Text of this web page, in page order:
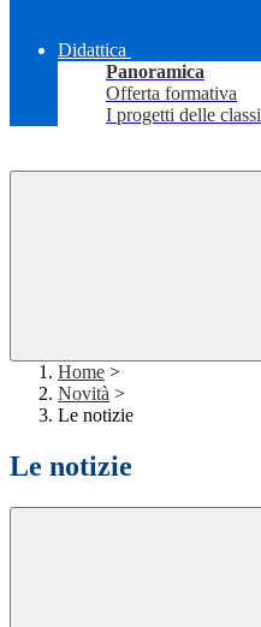
Didattica
Panoramica
Offerta formativa
I progetti delle classi
Home >
Novità >
Le notizie
Le notizie